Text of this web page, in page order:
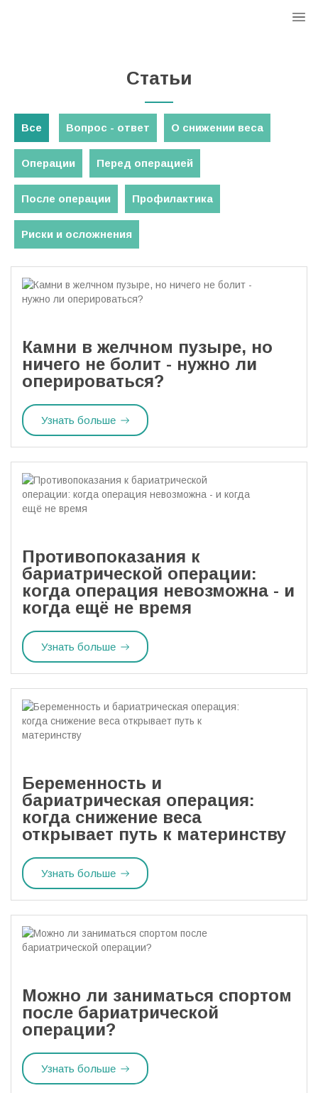
Статьи
Все Вопрос - ответ О снижении веса
Операции Перед операцией
После операции Профилактика
Риски и осложнения
Камни в желчном пузыре, но
ничего не болит - нужно ли
оперироваться?
Узнать больше
Противопоказания к
бариатрической операции:
когда операция невозможна - и
когда ещё не время
Узнать больше
Беременность и
бариатрическая операция:
когда снижение веса
открывает путь к материнству
Узнать больше
Можно ли заниматься спортом
после бариатрической
операции?
Узнать больше